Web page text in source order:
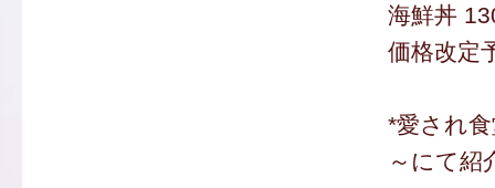
海鮮丼
価格改定
*愛され
～にて紹